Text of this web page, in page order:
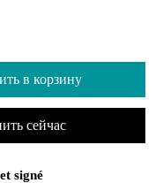
в корзину
сейчас
signé